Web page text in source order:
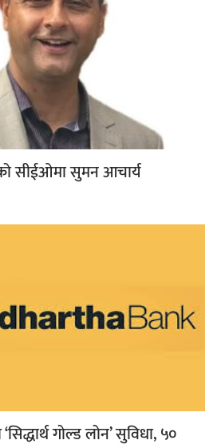
सीईओमा सुमन आचार्य
गोल्ड लोन’ सुविधा, ५०